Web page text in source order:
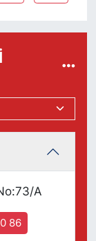
A
86